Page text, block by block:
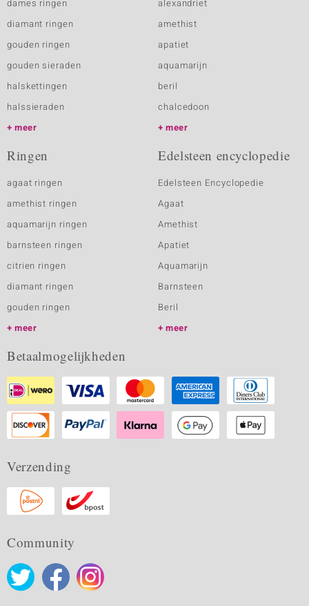
dames ringen
diamant ringen
gouden ringen
gouden sieraden
halskettingen
halssieraden
meer
alexandriet
amethist
apatiet
aquamarijn
beril
chalcedoon
meer
Ringen
agaat ringen
amethist ringen
aquamarijn ringen
barnsteen ringen
citrien ringen
diamant ringen
gouden ringen
meer
Edelsteen encyclopedie
Edelsteen Encyclopedie
Agaat
Amethist
Apatiet
Aquamarijn
Barnsteen
Beril
meer
Betaalmogelijkheden
Verzending
Community